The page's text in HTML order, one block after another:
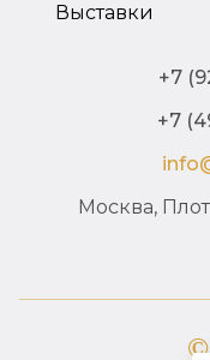
Выставки
+7
+7
Москва,